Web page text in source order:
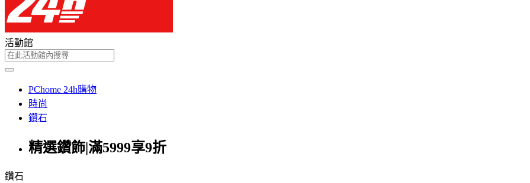
活動館
PChome 24h購物
時尚
鑽石
精選鑽飾|滿5999享9折
鑽石